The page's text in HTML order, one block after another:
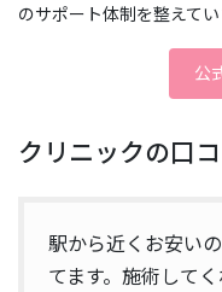
のサポート体制を整えてい
公
クリニックの口
駅から近くお安い
てます。施術して